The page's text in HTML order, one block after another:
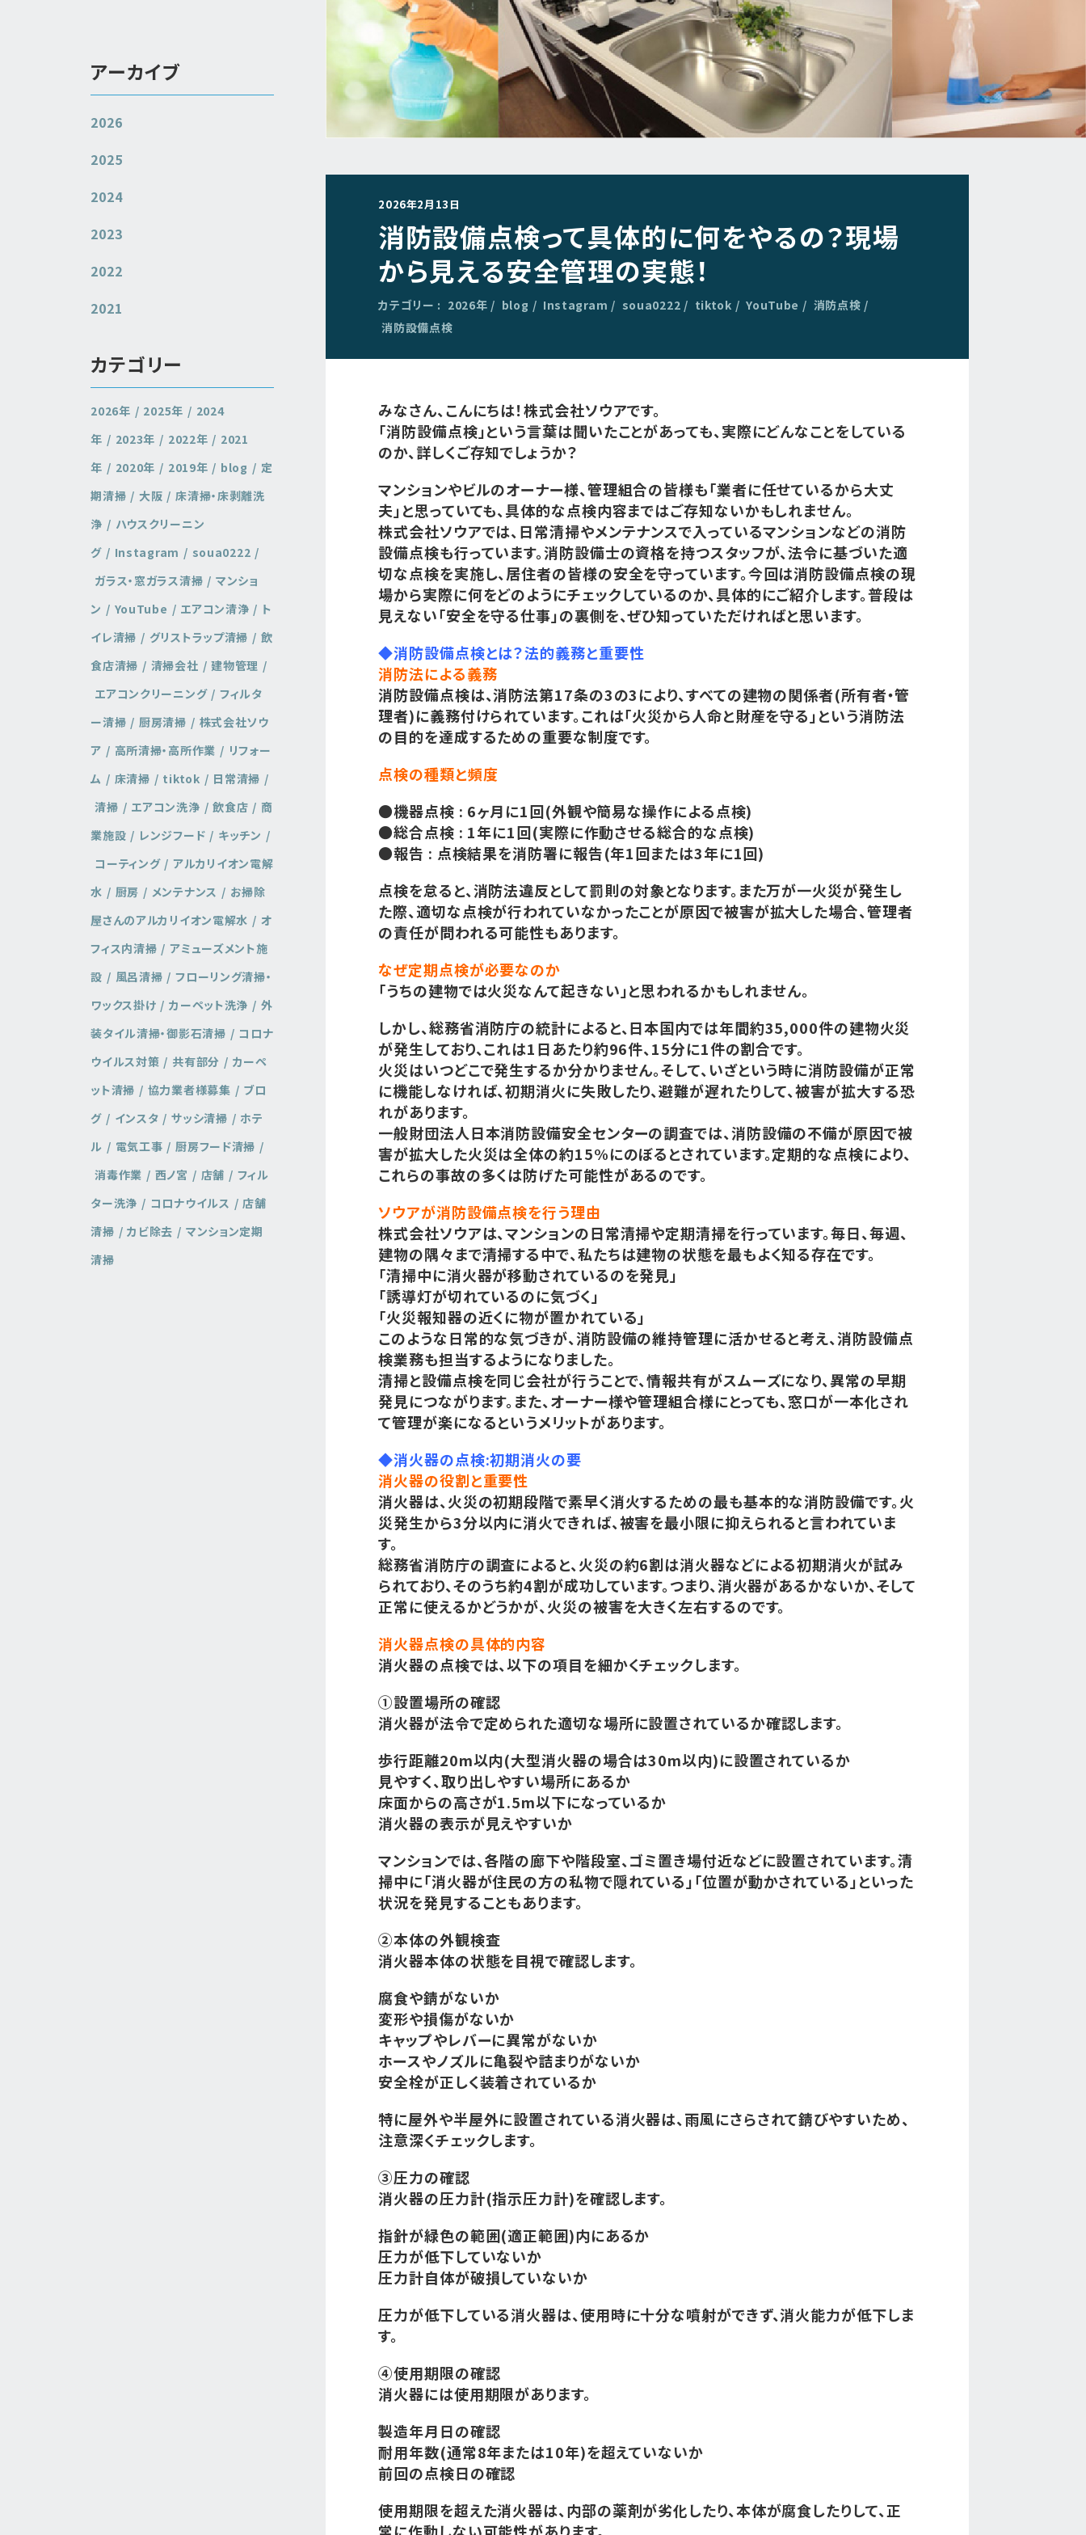
2026年2月13日
消防設備点検って具体的に何をやるの？現場
から見える安全管理の実態！
カテゴリー : 2026年 blog Instagram soua0222 tiktok YouTube
消防点検
消防設備点検
みなさん、こんにちは！株式会社ソウアです。
「消防設備点検」という言葉は聞いたことがあっても、実際にどんなことをしている
のか、詳しくご存知でしょうか？
マンションやビルのオーナー様、管理組合の皆様も「業者に任せているから大丈
夫」と思っていても、具体的な点検内容まではご存知ないかもしれません。
株式会社ソウアでは、日常清掃やメンテナンスで入っているマンションなどの消防
設備点検も行っています。消防設備士の資格を持つスタッフが、法令に基づいた適
切な点検を実施し、居住者の皆様の安全を守っています。今回は消防設備点検の現
場から実際に何をどのようにチェックしているのか、具体的にご紹介します。普段は
見えない「安全を守る仕事」の裏側を、ぜひ知っていただければと思います。
◆消防設備点検とは？法的義務と重要性
消防法による義務
消防設備点検は、消防法第17条の3の3により、すべての建物の関係者(所有者・管
理者)に義務付けられています。これは「火災から人命と財産を守る」という消防法
の目的を達成するための重要な制度です。
点検の種類と頻度
●機器点検 : 6ヶ月に1回(外観や簡易な操作による点検)
●総合点検 : 1年に1回(実際に作動させる総合的な点検)
●報告 : 点検結果を消防署に報告(年1回または3年に1回)
点検を怠ると、消防法違反として罰則の対象となります。また万が一火災が発生し
た際、適切な点検が行われていなかったことが原因で被害が拡大した場合、管理者
の責任が問われる可能性もあります。
なぜ定期点検が必要なのか
「うちの建物では火災なんて起きない」と思われるかもしれません。
しかし、総務省消防庁の統計によると、日本国内では年間約35,000件の建物火災
が発生しており、これは1日あたり約96件、15分に1件の割合です。
火災はいつどこで発生するか分かりません。そして、いざという時に消防設備が正常
に機能しなければ、初期消火に失敗したり、避難が遅れたりして、被害が拡大する恐
れがあります。
一般財団法人日本消防設備安全センターの調査では、消防設備の不備が原因で被
害が拡大した火災は全体の約15%にのぼるとされています。定期的な点検により、
これらの事故の多くは防げた可能性があるのです。
ソウアが消防設備点検を行う理由
株式会社ソウアは、マンションの日常清掃や定期清掃を行っています。毎日、毎週、
建物の隅々まで清掃する中で、私たちは建物の状態を最もよく知る存在です。
「清掃中に消火器が移動されているのを発見」
「誘導灯が切れているのに気づく」
「火災報知器の近くに物が置かれている」
このような日常的な気づきが、消防設備の維持管理に活かせると考え、消防設備点
検業務も担当するようになりました。
清掃と設備点検を同じ会社が行うことで、情報共有がスムーズになり、異常の早期
発見につながります。また、オーナー様や管理組合様にとっても、窓口が一本化され
て管理が楽になるというメリットがあります。
◆消火器の点検:初期消火の要
消火器の役割と重要性
消火器は、火災の初期段階で素早く消火するための最も基本的な消防設備です。火
災発生から3分以内に消火できれば、被害を最小限に抑えられると言われていま
す。
総務省消防庁の調査によると、火災の約6割は消火器などによる初期消火が試み
られており、そのうち約4割が成功しています。つまり、消火器があるかないか、そして
正常に使えるかどうかが、火災の被害を大きく左右するのです。
消火器点検の具体的内容
消火器の点検では、以下の項目を細かくチェックします。
①設置場所の確認
消火器が法令で定められた適切な場所に設置されているか確認します。
歩行距離20m以内(大型消火器の場合は30m以内)に設置されているか
見やすく、取り出しやすい場所にあるか
床面からの高さが1.5m以下になっているか
消火器の表示が見えやすいか
マンションでは、各階の廊下や階段室、ゴミ置き場付近などに設置されています。清
掃中に「消火器が住民の方の私物で隠れている」「位置が動かされている」といった
状況を発見することもあります。
②本体の外観検査
消火器本体の状態を目視で確認します。
腐食や錆がないか
変形や損傷がないか
キャップやレバーに異常がないか
ホースやノズルに亀裂や詰まりがないか
安全栓が正しく装着されているか
特に屋外や半屋外に設置されている消火器は、雨風にさらされて錆びやすいため、
注意深くチェックします。
③圧力の確認
消火器の圧力計(指示圧力計)を確認します。
指針が緑色の範囲(適正範囲)内にあるか
圧力が低下していないか
圧力計自体が破損していないか
圧力が低下している消火器は、使用時に十分な噴射ができず、消火能力が低下しま
す。
④使用期限の確認
消火器には使用期限があります。
製造年月日の確認
耐用年数(通常8年または10年)を超えていないか
前回の点検日の確認
使用期限を超えた消火器は、内部の薬剤が劣化したり、本体が腐食したりして、正
アーカイブ
2026
2025
2024
2023
2022
2021
カテゴリー
2026年 2025年
2024
年
2023年 2022年
2021
年
2020年 2019年 blog
定
期清掃
大阪
床清掃・床剥離洗
浄
ハウスクリーニン
グ
Instagram
soua0222
ガラス・窓ガラス清掃
マンショ
ン
YouTube エアコン清浄
ト
イレ清掃
グリストラップ清掃
飲
食店清掃
清掃会社
建物管理
エアコンクリーニング
フィルタ
ー清掃
厨房清掃
株式会社ソウ
ア
高所清掃・高所作業
リフォー
ム
床清掃 tiktok
日常清掃
清掃
エアコン洗浄 飲食店
商
業施設
レンジフード
キッチン
コーティング
アルカリイオン電解
水
厨房 メンテナンス
お掃除
屋さんのアルカリイオン電解水
オ
フィス内清掃
アミューズメント施
設
風呂清掃
フローリング清掃・
ワックス掛け
カーペット洗浄
外
装タイル清掃・御影石清掃
コロナ
ウイルス対策
共有部分
カーペ
ット清掃
協力業者様募集
ブロ
グ
インスタ サッシ清掃
ホテ
ル
電気工事
厨房フード清掃
消毒作業
西ノ宮 店舗
フィル
ター洗浄
コロナウイルス
店舗
清掃
カビ除去
マンション定期
清掃